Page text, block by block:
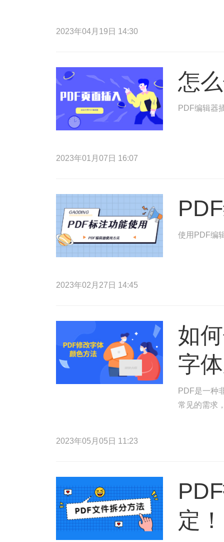
2023年04月19日 14:30
怎
PDF编辑器
2023年01月07日 16:07
使用PDF编
2023年02月27日 14:45
如
字
PDF是一种
常见的需求
2023年05月05日 11:23
定！